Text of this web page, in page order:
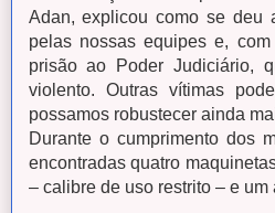
Adan, explicou como se deu
pelas nossas equipes e,
prisão ao Poder Judiciário,
violento. Outras vítimas
possamos robustecer ainda
Durante o cumprimento dos
encontradas quatro
– calibre de uso restrito – e